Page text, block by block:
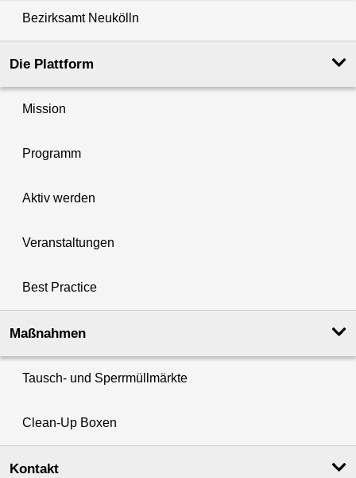
Bezirksamt Neukölln
Die Plattform
Mission
Programm
Aktiv werden
Veranstaltungen
Best Practice
Maßnahmen
Tausch- und Sperrmüllmärkte
Clean-Up Boxen
Kontakt